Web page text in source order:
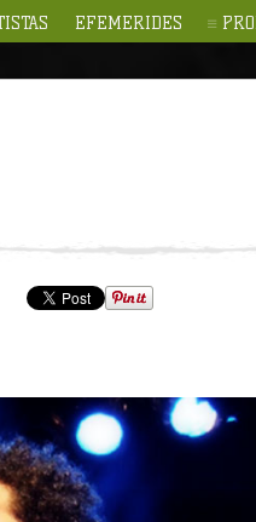
EFEMERIDES